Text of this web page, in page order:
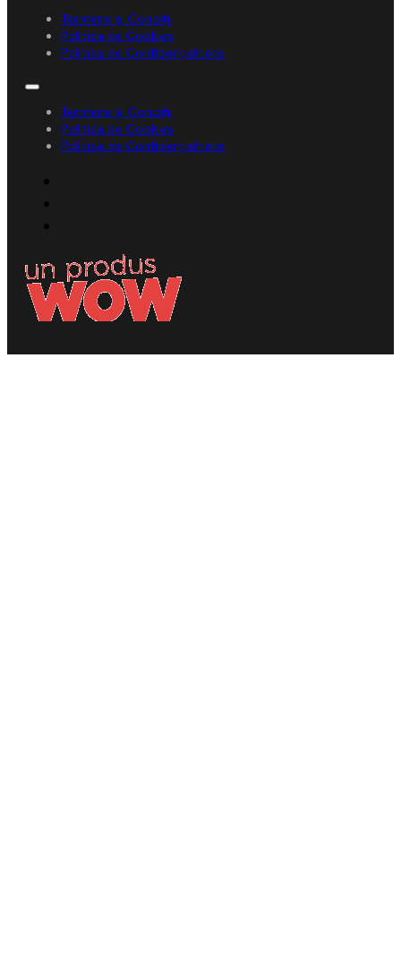
Termene și Condiții
Politica de Cookies
Politica de Confidențialitate
Termene și Condiții
Politica de Cookies
Politica de Confidențialitate